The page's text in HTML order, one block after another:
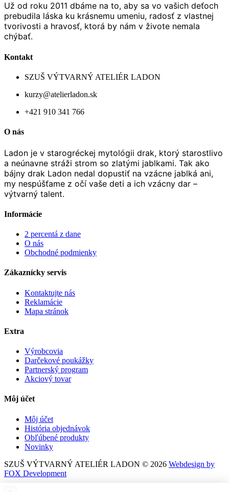
Už od roku 2011 dbáme na to, aby sa vo vašich deťoch
prebudila láska ku krásnemu umeniu, radosť z vlastnej
tvorivosti a hravosť, ktorá by nám v živote nemala
chýbať.
Kontakt
SZUŠ VÝTVARNÝ ATELIÉR LADON
kurzy@atelierladon.sk
+421 910 341 766
O nás
Ladon je v starogréckej mytológii drak, ktorý starostlivo
a neúnavne stráži strom so zlatými jablkami. Tak ako
bájny drak Ladon nedal dopustiť na vzácne jablká ani,
my nespúšťame z očí vaše deti a ich vzácny dar –
výtvarný talent.
Informácie
2 percentá z dane
O nás
Obchodné podmienky
Zákaznícky servis
Kontaktujte nás
Reklamácie
Mapa stránok
Extra
Výrobcovia
Darčekové poukážky
Partnerský program
Akciový tovar
Môj účet
Môj účet
História objednávok
Obľúbené produkty
Novinky
SZUŠ VÝTVARNÝ ATELIÉR LADON © 2026 Webdesign by
FOX Development